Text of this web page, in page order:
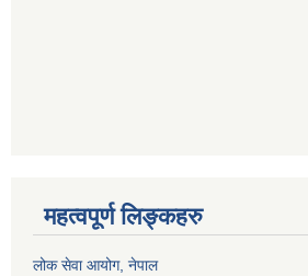
महत्वपूर्ण लिङ्कहरु
लोक सेवा आयोग, नेपाल